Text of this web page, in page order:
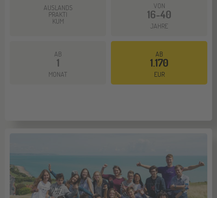
AUSLANDS
PRAKTI
KUM
VON
16-40
JAHRE
AB
1
MONAT
AB
1.170
EUR